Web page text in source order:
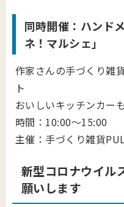
同時開催： ハンド
ネ！マルシェ」
作家さんの手づくり雑
ト
おいしいキッチンカー
時間：10:00～15:00
主催：手づくり雑貨
新型コロナウイル
願いします